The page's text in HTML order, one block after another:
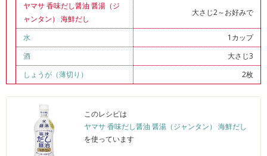
ヤマサ 香味だし醤油 醤湯（ジ
ャンタン） 海鮮だし
大さじ2～お好みで
水
1カップ
酒
大さじ3
しょうが（薄切り）
2枚
このレシピは
ヤマサ 香味だし醤油 醤湯（ジャンタン） 海鮮だし
を使っています